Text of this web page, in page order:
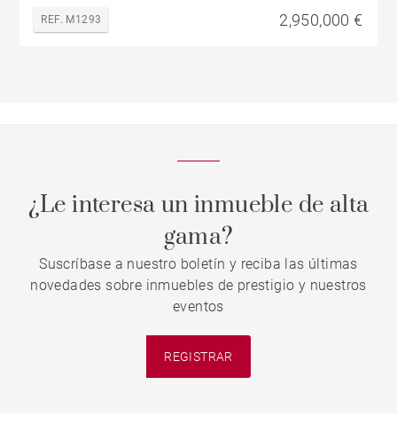
REF. M1293 2,950,000 €
¿Le interesa un inmueble de alta
gama?
Suscríbase a nuestro boletín y reciba las últimas
novedades sobre inmuebles de prestigio y nuestros
eventos
REGISTRAR